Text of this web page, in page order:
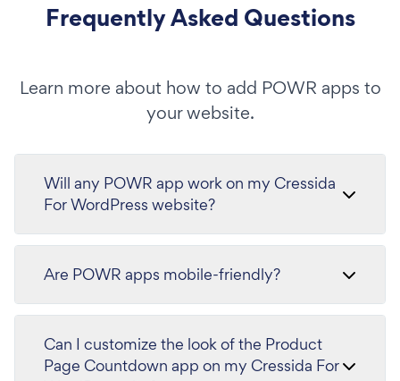
Frequently Asked Questions
Learn more about how to add POWR apps to
your website.
Will any POWR app work on my Cressida
For WordPress website?
Are POWR apps mobile-friendly?
Can I customize the look of the Product
Page Countdown app on my Cressida For